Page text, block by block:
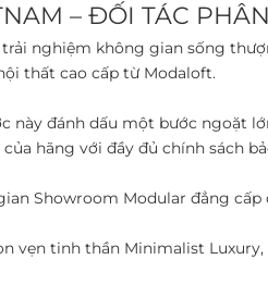
– ĐỐI TÁC
nghiệm không gian sống
thất cao cấp từ Modaloft.
này đánh dấu một bước ngoặt
hãng với đầy đủ chính sách
Showroom Modular đẳng cấp
vẹn tinh thần Minimalist Luxury,